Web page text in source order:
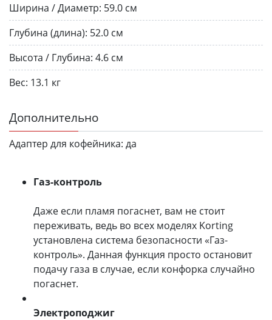
Ширина / Диаметр: 59.0 см
Глубина (длина): 52.0 см
Высота / Глубина: 4.6 см
Вес: 13.1 кг
Дополнительно
Адаптер для кофейника: да
Газ-контроль
Даже если пламя погаснет, вам не стоит
переживать, ведь во всех моделях Korting
установлена система безопасности «Газ-
контроль». Данная функция просто остановит
подачу газа в случае, если конфорка случайно
погаснет.
Электроподжиг